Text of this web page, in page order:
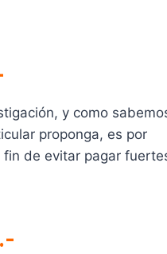
y como
proponga, es por
fin de evitar pagar